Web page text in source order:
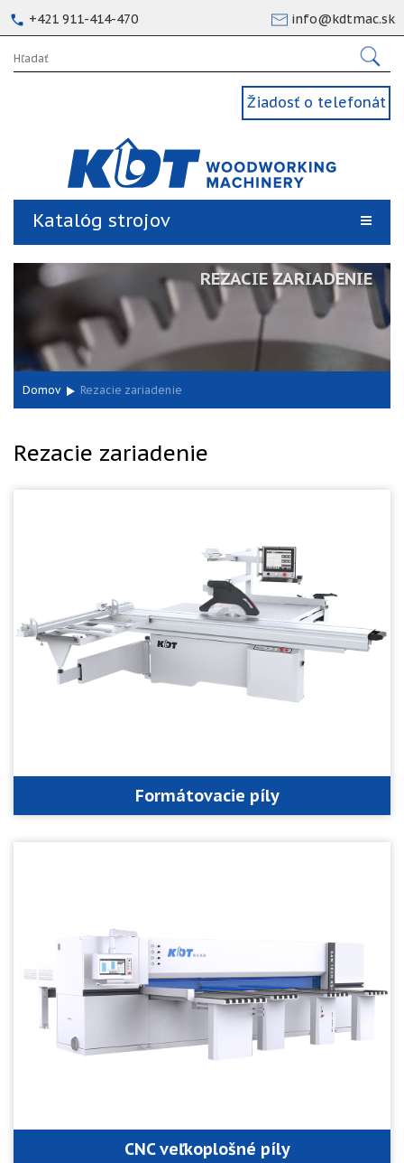
+421 911-414-470 info@kdtmac.sk
Žiadosť o telefonát
Katalóg strojov
REZACIE ZARIADENIE
Domov Rezacie zariadenie
Rezacie zariadenie
Formátovacie píly
CNC veľkoplošné píly